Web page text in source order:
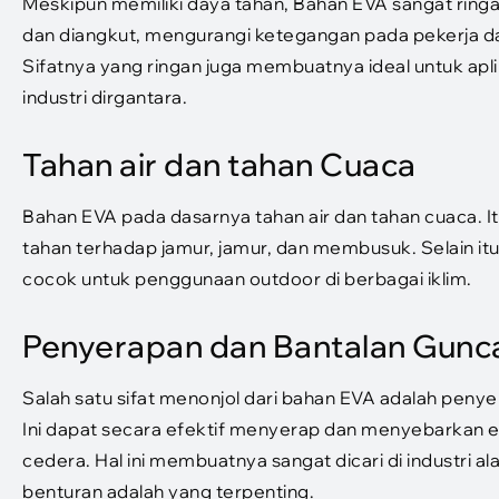
dan diangkut, mengurangi ketegangan pada pekerja
Sifatnya yang ringan juga membuatnya ideal untuk
industri dirgantara.
Tahan air dan tahan Cuaca
Bahan EVA pada dasarnya tahan air dan tahan
tahan terhadap jamur, jamur, dan membusuk. Selain
cocok untuk penggunaan outdoor di berbagai iklim.
Penyerapan dan Bantalan
Salah satu sifat menonjol dari bahan EVA adalah
Ini dapat secara efektif menyerap dan menyebarkan
cedera. Hal ini membuatnya sangat dicari di industri
benturan adalah yang terpenting.